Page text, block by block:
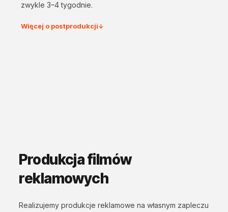
zwykle 3–4 tygodnie.
Więcej o postprodukcji↓
Produkcja filmów
reklamowych
Realizujemy produkcje reklamowe na własnym zapleczu